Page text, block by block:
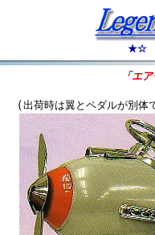
★☆
「エ
（出荷時は翼とペダルが別体